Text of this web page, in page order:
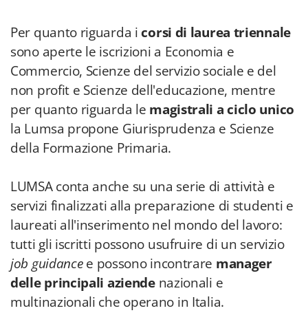
Per quanto riguarda i corsi di laurea triennale
sono aperte le iscrizioni a Economia e
Commercio, Scienze del servizio sociale e del
non profit e Scienze dell'educazione, mentre
per quanto riguarda le magistrali a ciclo unico
la Lumsa propone Giurisprudenza e Scienze
della Formazione Primaria.
LUMSA conta anche su una serie di attività e
servizi finalizzati alla preparazione di studenti e
laureati all'inserimento nel mondo del lavoro:
tutti gli iscritti possono usufruire di un servizio
job guidancee possono incontrare manager
delle principali aziendenazionali e
multinazionali che operano in Italia.